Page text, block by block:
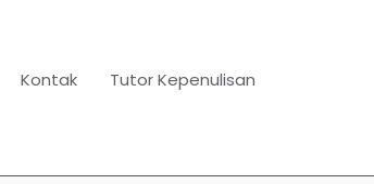
Kontak Tutor Kepenulisan